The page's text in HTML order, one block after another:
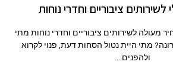
לשירותים ציבוריים וחדרי נוחות
מעולה לשירותים ציבוריים וחדרי נוחות מתי
מתי היית נטול הסחות דעת, פנוי לקרוא
ולהפנים…